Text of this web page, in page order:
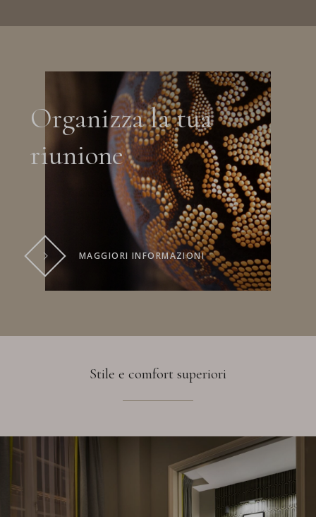
Organizza la tua
riunione
MAGGIORI INFORMAZIONI
Stile e comfort superiori